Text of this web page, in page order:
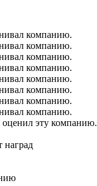
компанию.
компанию.
компанию.
компанию.
компанию.
компанию.
компанию.
компанию.
эту компанию.
наград